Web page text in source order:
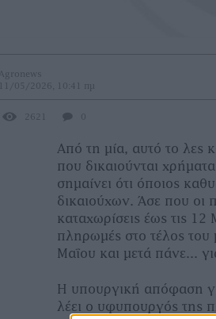
Agronews
11/05/2026, 10:41 πμ
2621 0
Από τη μία, αυτό το λες
που δικαιούνται
σημαίνει ότι όποιος
δικαιούχων. Άσε που οι
καταχωρίσεις έως τις
πληρωμές στο τέλος του
Μαΐου και μετά πάνε...
Η υπουργική απόφαση
λέει ο υφυπουργός της